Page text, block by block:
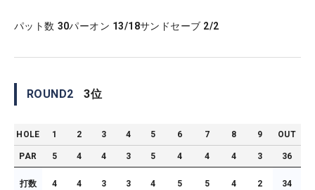
パット数 30パーオン 13/18サンドセーブ 2/2
ROUND2 3位
HOLE 1 2 3 4 5 6 7 8 9 OUT
PAR 5 4 4 3 5 4 4 4 3 36
打数 4 4 3 3 4 5 5 4 2 34